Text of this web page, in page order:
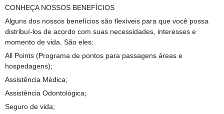
CONHEÇA NOSSOS BENEFÍCIOS
Alguns dos nossos benefícios são flexíveis para que você possa
distribuí-los de acordo com suas necessidades, interesses e
momento de vida. São eles:
All Points (Programa de pontos para passagens áreas e
hospedagens);
Assistência Médica;
Assistência Odontológica;
Seguro de vida;